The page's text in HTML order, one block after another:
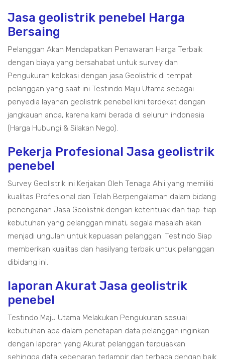
Jasa geolistrik penebel Harga
Bersaing
Pelanggan Akan Mendapatkan Penawaran Harga Terbaik
dengan biaya yang bersahabat untuk survey dan
Pengukuran kelokasi dengan jasa Geolistrik di tempat
pelanggan yang saat ini Testindo Maju Utama sebagai
penyedia layanan geolistrik penebel kini terdekat dengan
jangkauan anda, karena kami berada di seluruh indonesia
(Harga Hubungi & Silakan Nego).
Pekerja Profesional Jasa geolistrik
penebel
Survey Geolistrik ini Kerjakan Oleh Tenaga Ahli yang memiliki
kualitas Profesional dan Telah Berpengalaman dalam bidang
penenganan Jasa Geolistrik dengan ketentuak dan tiap-tiap
kebutuhan yang pelanggan minati, segala masalah akan
menjadi ungulan untuk kepuasan pelanggan. Testindo Siap
memberikan kualitas dan hasilyang terbaik untuk pelanggan
dibidang ini.
laporan Akurat Jasa geolistrik
penebel
Testindo Maju Utama Melakukan Pengukuran sesuai
kebutuhan apa dalam penetapan data pelanggan inginkan
dengan laporan yang Akurat pelanggan terpuaskan
sehingga data kebenaran terlampir dan terbaca dengan baik